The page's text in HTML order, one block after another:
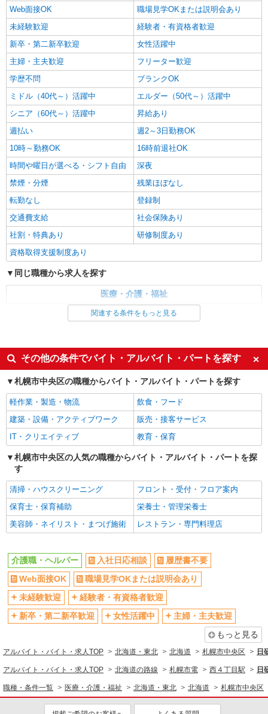
詳細を見る
派遣社員
株式会社トラストグロース 北海道支社
障がい者支援施設での介護
【派遣時給】1,350〜1,500円（資格・経験によ
る） 交通費別途支給
北海道札幌市中央区南8条西
詳細を見る
派遣社員
株式会社トラストグロース 北海道支社
特別養護老人ホームでの夜勤専従
【派遣時給】1,350〜1,500円（資格・経験によ
る） 交通費別途支給
北海道札幌市中央区旭ヶ丘5丁目
キープ 詳細を見る
派遣社員
株式会社トラストグロース 北海道支社
特別養護老人ホームでの介護業務
【派遣時給】1,350〜1,500円（資格・経験によ
詳細を見る
正社員 職業紹介
株式会社トラストグロース 北海道支社
介護付有料老人ホームでの介護業務
【正社員】 月給：199,000〜207,500円（資
格・経験による） 基本給：183,000〜188,000円
職務手当：10,000円 加算手当：3,500〜7,000
夜勤手当：5,000円/1回（月4〜6回） 処遇改善
手当あり 役職手当：10,000円 燃料手当（10
月〜3月） 通勤手当：実費支給（上限月額
20,000円） 昇給：あり 賞与：年2回（前年度
実績） 試用期間：３カ月（同条件）
北海道札幌市中央区南２１条西
キープ 詳細を見る
派遣社員
株式会社トラストグロース 北海道支社
【派遣時給】1,350〜1,500円（資格・経験によ
る） 交通費別途支給
北海道札幌市中央区旭ヶ丘5丁目
キープ 詳細を見る
株式会社トラストグロース 北海道支社
【派遣時給】1,350〜1,500円（資格・経験によ
る） 交通費別途支給
Web面接OK
職場見学OKまたは説明会あり
未経験歓迎
経験者・有資格者歓迎
新卒・第二新卒歓迎
女性活躍中
主婦・主夫歓迎
フリーター歓迎
学歴不問
ブランクOK
ミドル（40代～）活躍中
エルダー（50代～）活躍中
シニア（60代～）活躍中
昇給あり
週払い
週2～3日勤務OK
10時～勤務OK
16時前退社OK
時間や曜日が選べる・シフト自由
深夜
禁煙・分煙
残業ほぼなし
転勤なし
登録制
交通費支給
社会保険あり
社割・特典あり
研修制度あり
資格取得支援制度あり
同じ職種から求人を探す
医療・介護・福祉
未経験歓迎
ミドル（40代～）活躍中
週2～3日勤務OK
深夜
交通費支給
社会保険あり
関連する条件をもっと見る
その他の条件でバイト・アルバイト・パートを探す
札幌市中央区の職種からバイト・アルバイト・パートを探す
軽作業・製造・物流
飲食・フード
建築・設備・アクティブワーク
販売・接客サービス
IT・クリエイティブ
教育・保育
札幌市中央区の人気の職種からバイト・アルバイト・パートを探
す
清掃・ハウスクリーニング
フロント・受付・フロア案内
保育士・保育補助
栄養士・管理栄養士
美容師・ネイリスト・まつげ施術
レストラン・専門料理店
介護職・ヘルパー 入社日応相談
履歴書不要
Web面接OK
職場見学OKまたは説明会あり
未経験歓迎
経験者・有資格者歓迎
新卒・第二新卒歓迎
女性活躍中
主婦・主夫歓迎
もっと見る
アルバイト・バイト・求人TOP 北海道・東北 北海道 札幌市中央区 日
アルバイト・バイト・求人TOP 北海道の路線 札幌市電 西４丁目駅 日
職種・条件一覧 医療・介護・福祉 北海道・東北 北海道 札幌市中央区